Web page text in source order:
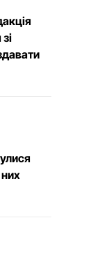
них